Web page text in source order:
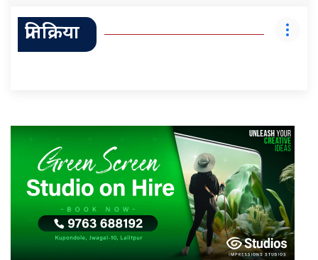
प्रतिक्रिया